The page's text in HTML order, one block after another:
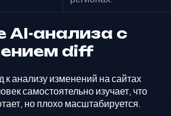
AI-анализа с
diff
анализу изменений на сайтах
самостоятельно изучает, что
но плохо масштабируется.